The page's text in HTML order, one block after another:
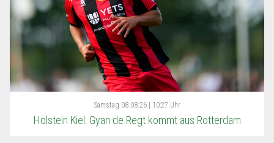
Samstag 08.08.26 | 10:27 Uhr
Holstein Kiel: Gyan de Regt kommt aus Rotterdam